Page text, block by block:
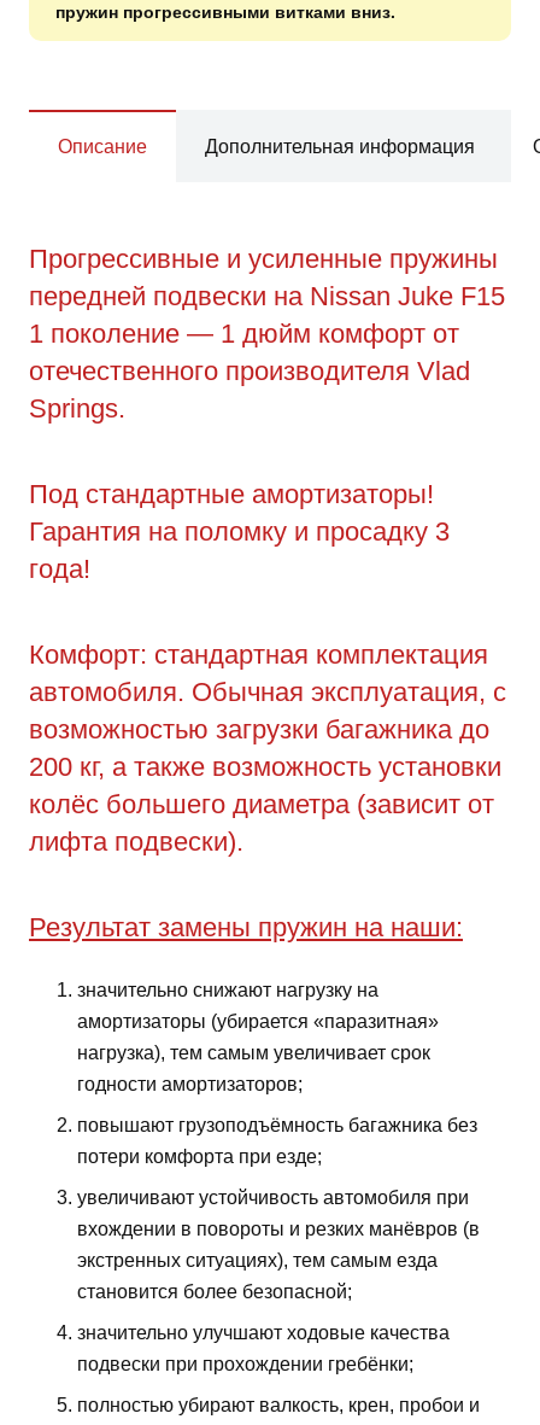
пружин прогрессивными витками вниз.
Описание Дополнительная информация
Прогрессивные и усиленные пружины
передней подвески на Nissan Juke F15
1 поколение — 1 дюйм комфорт от
отечественного производителя Vlad
Springs.
Под стандартные амортизаторы!
Гарантия на поломку и просадку 3
года!
Комфорт: стандартная комплектация
автомобиля. Обычная эксплуатация, с
возможностью загрузки багажника до
200 кг, а также возможность установки
колёс большего диаметра (зависит от
лифта подвески).
Результат замены пружин на наши:
значительно снижают нагрузку на
амортизаторы (убирается «паразитная»
нагрузка), тем самым увеличивает срок
годности амортизаторов;
повышают грузоподъёмность багажника без
потери комфорта при езде;
увеличивают устойчивость автомобиля при
вхождении в повороты и резких манёвров (в
экстренных ситуациях), тем самым езда
становится более безопасной;
значительно улучшают ходовые качества
подвески при прохождении гребёнки;
полностью убирают валкость, крен, пробои и